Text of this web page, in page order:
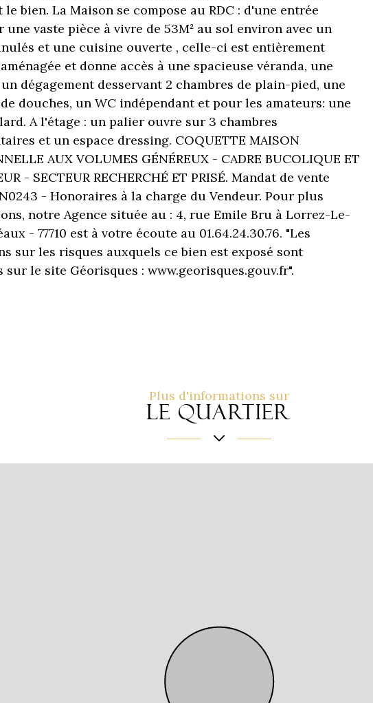
bien. La Maison se compose au RDC : d'une entrée
une vaste pièce à vivre de 53M² au sol environ avec un
et une cuisine ouverte , celle-ci est entièrement
et donne accès à une spacieuse véranda, une
dégagement desservant 2 chambres de plain-pied, une
douches, un WC indépendant et pour les amateurs: une
A l'étage : un palier ouvre sur 3 chambres
et un espace dressing. COQUETTE MAISON
AUX VOLUMES GÉNÉREUX - CADRE BUCOLIQUE ET
- SECTEUR RECHERCHÉ ET PRISÉ. Mandat de vente
- Honoraires à la charge du Vendeur. Pour plus
notre Agence située au : 4, rue Emile Bru à Lorrez-Le-
- 77710 est à votre écoute au 01.64.24.30.76. "Les
sur les risques auxquels ce bien est exposé sont
sur le site Géorisques : www.georisques.gouv.fr".
Plus d'informations sur
le quartier